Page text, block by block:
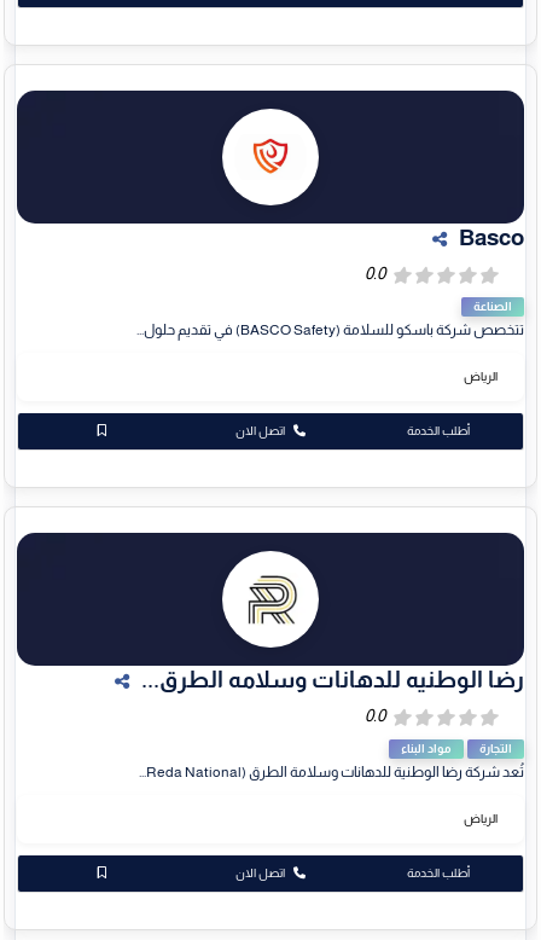
Basco
الصناعة
تتخصص شركة باسكو للسلامة (BASCO Safety) في تقديم حلول...
الرياض
اتصل الان أطلب الخدمة
رضا الوطنيه للدهانات وسلامه الطرق...
التجارة مواد البناء
تُعد شركة رضا الوطنية للدهانات وسلامة الطرق (Reda National...
الرياض
اتصل الان أطلب الخدمة